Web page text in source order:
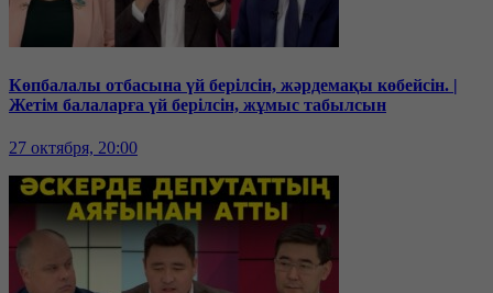
Көпбалалы отбасына үй берілсін, жәрдемақы көбейсін. |
Жетім балаларға үй берілсін, жұмыс табылсын
27 октября, 20:00